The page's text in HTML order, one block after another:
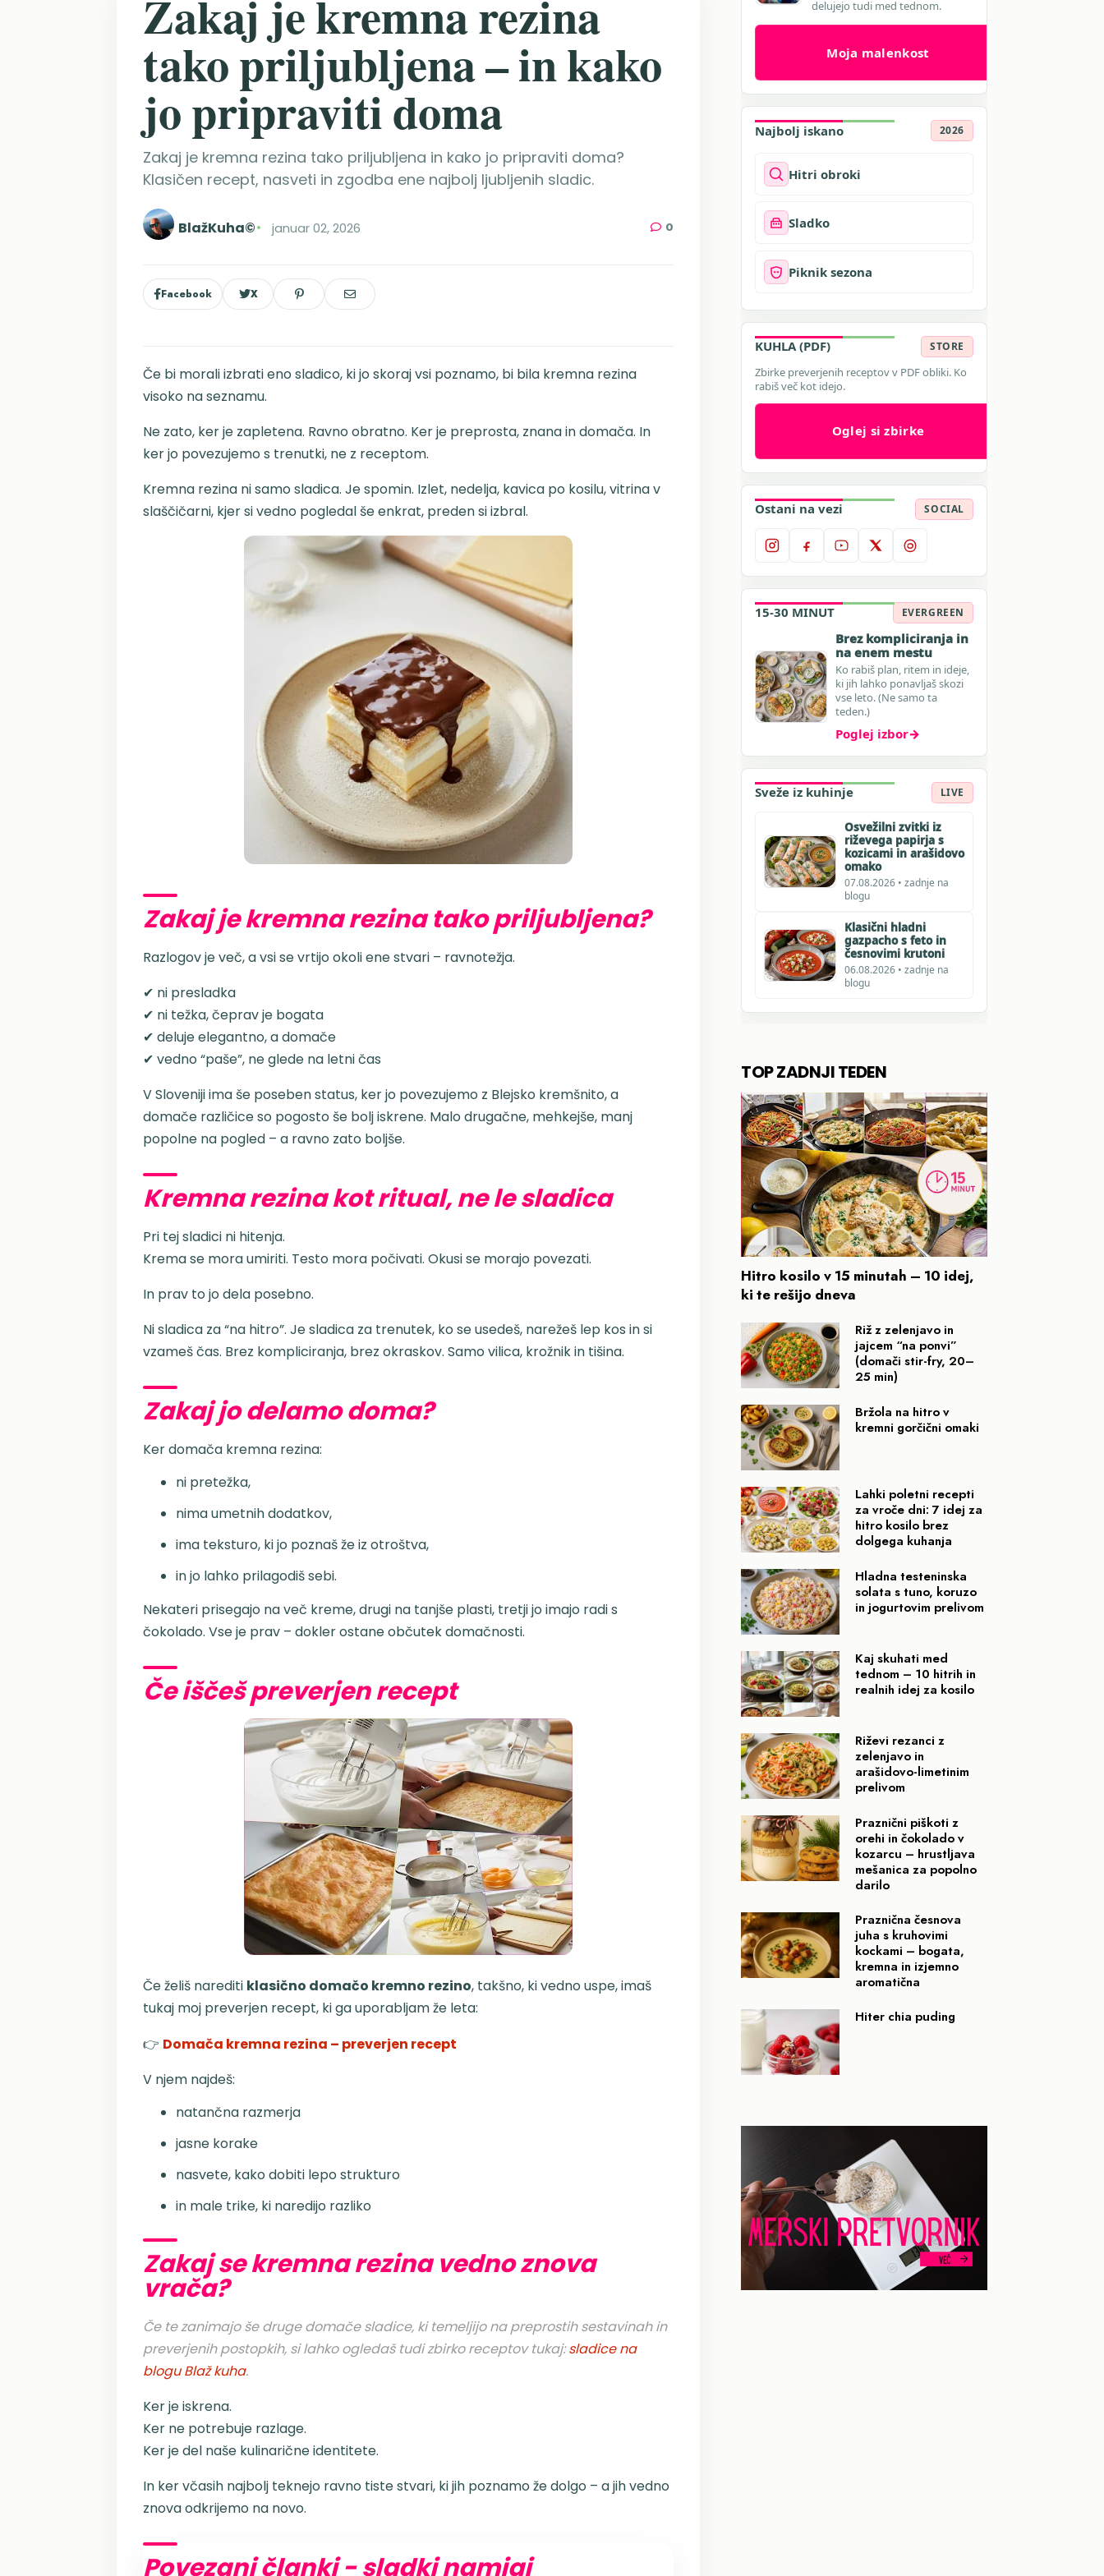
Zakaj je kremna rezina
tako priljubljena – in kako
jo pripraviti doma
Zakaj je kremna rezina tako priljubljena in kako jo pripraviti doma?
Klasičen recept, nasveti in zgodba ene najbolj ljubljenih sladic.
BlažKuha© januar 02, 2026 0
Facebook X
Če bi morali izbrati eno sladico, ki jo skoraj vsi poznamo, bi bila kremna rezina
visoko na seznamu.
Ne zato, ker je zapletena. Ravno obratno. Ker je preprosta, znana in domača. In
ker jo povezujemo s trenutki, ne z receptom.
Kremna rezina ni samo sladica. Je spomin. Izlet, nedelja, kavica po kosilu, vitrina v
slaščičarni, kjer si vedno pogledal še enkrat, preden si izbral.
Zakaj je kremna rezina tako priljubljena?
Razlogov je več, a vsi se vrtijo okoli ene stvari – ravnotežja.
✔ ni presladka
✔ ni težka, čeprav je bogata
✔ deluje elegantno, a domače
✔ vedno “paše”, ne glede na letni čas
V Sloveniji ima še poseben status, ker jo povezujemo z Blejsko kremšnito, a
domače različice so pogosto še bolj iskrene. Malo drugačne, mehkejše, manj
popolne na pogled – a ravno zato boljše.
Kremna rezina kot ritual, ne le sladica
Pri tej sladici ni hitenja.
Krema se mora umiriti. Testo mora počivati. Okusi se morajo povezati.
In prav to jo dela posebno.
Ni sladica za “na hitro”. Je sladica za trenutek, ko se usedeš, narežeš lep kos in si
vzameš čas. Brez kompliciranja, brez okraskov. Samo vilica, krožnik in tišina.
Zakaj jo delamo doma?
Ker domača kremna rezina:
ni pretežka,
nima umetnih dodatkov,
ima teksturo, ki jo poznaš že iz otroštva,
in jo lahko prilagodiš sebi.
Nekateri prisegajo na več kreme, drugi na tanjše plasti, tretji jo imajo radi s
čokolado. Vse je prav – dokler ostane občutek domačnosti.
Če iščeš preverjen recept
Če želiš narediti klasično domačo kremno rezino, takšno, ki vedno uspe, imaš
tukaj moj preverjen recept, ki ga uporabljam že leta:
👉 Domača kremna rezina – preverjen recept
V njem najdeš:
natančna razmerja
jasne korake
nasvete, kako dobiti lepo strukturo
in male trike, ki naredijo razliko
Zakaj se kremna rezina vedno znova
vrača?
Če te zanimajo še druge domače sladice, ki temeljijo na preprostih sestavinah in
preverjenih postopkih, si lahko ogledaš tudi zbirko receptov tukaj:sladice na
blogu Blaž kuha.
Ker je iskrena.
Ker ne potrebuje razlage.
Ker je del naše kulinarične identitete.
In ker včasih najbolj teknejo ravno tiste stvari, ki jih poznamo že dolgo – a jih vedno
znova odkrijemo na novo.
Povezani članki - sladki namigi
delujejo tudi med tednom.
Moja malenkost
Najbolj iskano 2026
Hitri obroki
Sladko
Piknik sezona
KUHLA (PDF) STORE
Zbirke preverjenih receptov v PDF obliki. Ko
rabiš več kot idejo.
Oglej si zbirke
Ostani na vezi SOCIAL
15-30 MINUT EVERGREEN
Brez kompliciranja in
na enem mestu
Ko rabiš plan, ritem in ideje,
ki jih lahko ponavljaš skozi
vse leto. (Ne samo ta
teden.)
Poglej izbor→
Sveže iz kuhinje LIVE
Osvežilni zvitki iz
riževega papirja s
kozicami in arašidovo
omako
07.08.2026 • zadnje na
blogu
Klasični hladni
gazpacho s feto in
česnovimi krutoni
06.08.2026 • zadnje na
blogu
TOP ZADNJI TEDEN
Hitro kosilo v 15 minutah – 10 idej,
ki te rešijo dneva
Riž z zelenjavo in
jajcem “na ponvi”
(domači stir-fry, 20–
25 min)
Bržola na hitro v
kremni gorčični omaki
Lahki poletni recepti
za vroče dni: 7 idej za
hitro kosilo brez
dolgega kuhanja
Hladna testeninska
solata s tuno, koruzo
in jogurtovim prelivom
Kaj skuhati med
tednom – 10 hitrih in
realnih idej za kosilo
Riževi rezanci z
zelenjavo in
arašidovo-limetinim
prelivom
Praznični piškoti z
orehi in čokolado v
kozarcu – hrustljava
mešanica za popolno
darilo
Praznična česnova
juha s kruhovimi
kockami – bogata,
kremna in izjemno
aromatična
Hiter chia puding